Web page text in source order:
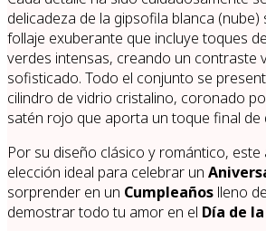
delicadeza de la gipsofila blanca
follaje exuberante que incluye toques
verdes intensas, creando un contraste
sofisticado. Todo el conjunto se
cilindro de vidrio cristalino, coronado
satén rojo que aporta un toque final de
Por su diseño clásico y romántico, este
elección ideal para celebrar un
sorprender en un Cumpleaños lleno
demostrar todo tu amor en el Día de